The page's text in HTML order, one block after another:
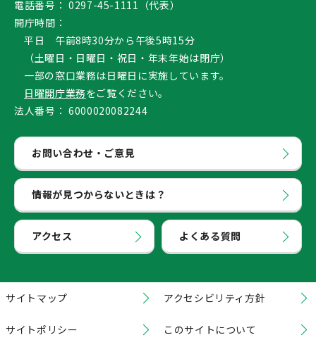
電話番号： 0297-45-1111（代表）
開庁時間：
平日 午前8時30分から午後5時15分
（土曜日・日曜日・祝日・年末年始は閉庁）
一部の窓口業務は日曜日に実施しています。
日曜開庁業務をご覧ください。
法人番号： 6000020082244
お問い合わせ・ご意見
情報が見つからないときは？
アクセス よくある質問
サイトマップ アクセシビリティ方針
サイトポリシー このサイトについて